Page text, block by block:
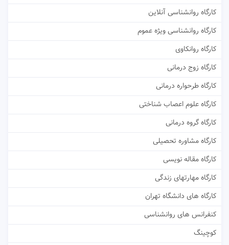
کارگاه روانشناسی آنلاین
کارگاه روانشناسی ویژه عموم
کارگاه روانکاوی
کارگاه زوج درمانی
کارگاه طرحواره درمانی
کارگاه علوم اعصاب شناختی
کارگاه گروه درمانی
کارگاه مشاوره تحصیلی
کارگاه مقاله نویسی
کارگاه مهارتهای زندگی
کارگاه های دانشگاه تهران
کنفرانس های روانشناسی
کوچینگ